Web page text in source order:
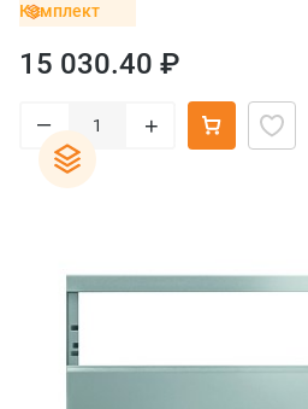
Комплект
15 030.40 ₽
– +